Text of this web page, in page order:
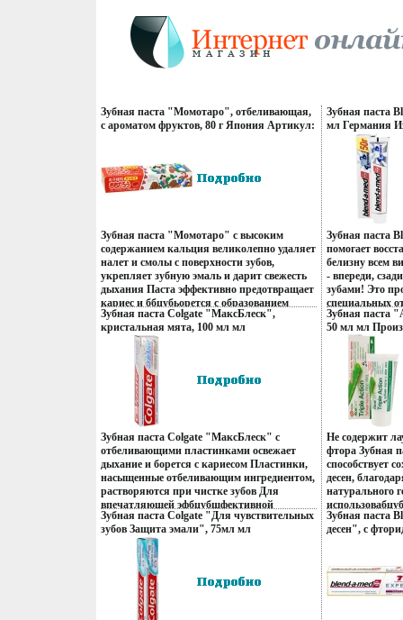
Зубная паста "Момотаро", отбеливающая,
с ароматом фруктов, 80 г Япония Артикул:
Зубная паста "Момотаро" с высоким
содержанием кальция великолепно удаляет
налет и смолы с поверхности зубов,
укрепляет зубную эмаль и дарит свежесть
дыхания Паста эффективно предотвращает
кариес и ббцубьорется с образованием
зубного камня Входящий в состав пасты
глицерин помогает удержать необходимую
влагу в деснах Не содержит синтетических
поверхностно-активных веществ и
сахарина Характеристики: Вес: 80 г
Производитель: Япония Артикул: 000340
Товар сертифицирован.
Зубная паста Colgate "МаксБлеск",
кристальная мята, 100 мл мл
Производитель: Китай Товар
сертифицирован инфо 13353q.
Зубная паста Colgate "МаксБлеск" с
отбеливающими пластинками освежает
дыхание и борется с кариесом Пластинки,
насыщенные отбеливающим ингредиентом,
растворяются при чистке зубов Для
впечатляющей эфбцубшфективной
улыбки! Характеристики: Объем: 100 мл
Производитель: Китай Товар
сертифицирован.
Зубная паста Colgate "Для чувствительных
зубов Защита эмали", 75мл мл
Изготовитель: Польша Товар
сертифицирован инфо 13361q.
Зубная паста
мл Германия
Зубная паста
помогает
белизну всем
- впереди,
зубами! Это
специальных
которые во
эффект
Россия Товар
Зубная паста
50 мл мл
Товар
Не содержит
фтора Зубная
способствует
десен,
натурального
"AloeDent"
кариеса,
"AloeDent" -
натуральных
Зубная паста
десен", с